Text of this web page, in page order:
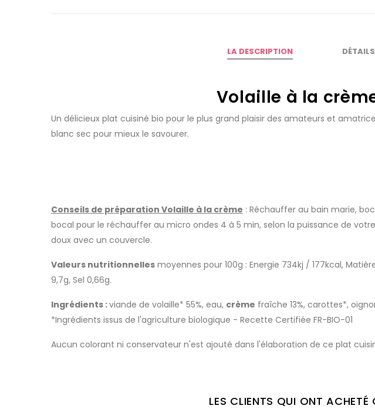
LA DESCRIPTION
Volaille à la
Un délicieux plat cuisiné bio pour le plus grand plaisir des amateurs et
blanc sec pour mieux le savourer.
Conseils de préparation Volaille à la crème : Réchauffer au bain marie,
bocal pour le réchauffer au micro ondes 4 à 5 min, selon la puissance de
doux avec un couvercle.
Valeurs nutritionnelles moyennes pour 100g : Energie 734kj / 177kcal,
9,7g, Sel 0,66g.
Ingrédients :viande de volaille* 55%, eau, crème fraîche 13%, carottes*,
*Ingrédients issus de l'agriculture biologique - Recette Certifiée FR-BIO-01
Aucun colorant ni conservateur n'est ajouté dans l'élaboration de ce plat
LES CLIENTS QUI ONT